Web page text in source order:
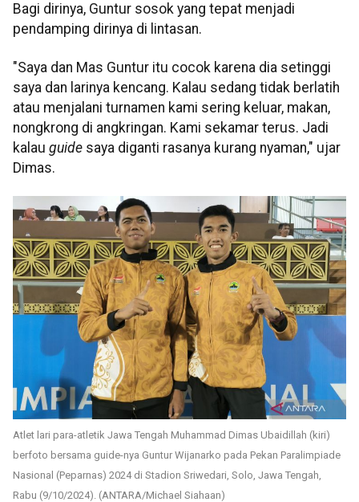
Bagi dirinya, Guntur sosok yang tepat menjadi
pendamping dirinya di lintasan.
"Saya dan Mas Guntur itu cocok karena dia setinggi
saya dan larinya kencang. Kalau sedang tidak berlatih
atau menjalani turnamen kami sering keluar, makan,
nongkrong di angkringan. Kami sekamar terus. Jadi
kalau guide saya diganti rasanya kurang nyaman," ujar
Dimas.
Atlet lari para-atletik Jawa Tengah Muhammad Dimas Ubaidillah (kiri)
berfoto bersama guide-nya Guntur Wijanarko pada Pekan Paralimpiade
Nasional (Peparnas) 2024 di Stadion Sriwedari, Solo, Jawa Tengah,
Rabu (9/10/2024). (ANTARA/Michael Siahaan)